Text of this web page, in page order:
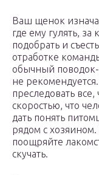
Ваш щенок
где ему гулять, за
подобрать и
отработке
обычный поводок-
не рекомендуется.
преследовать все,
скоростью, что
дать понять
рядом с
поощряйте
скучать.